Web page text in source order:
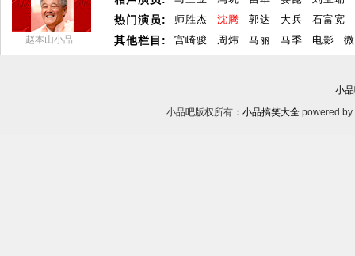
赵本山小品
热门演员:
其他栏目:
师胜杰
沈腾 郭达 大兵
石富宽
宫崎骏
周炜 马丽 马季 电影
小
小品吧版权所有： 小品搞笑大全 powered by